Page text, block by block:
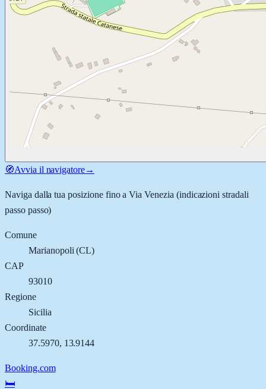
🧭Avvia il navigatore→
Naviga dalla tua posizione fino aVia Venezia (indicazioni stradali
passo passo)
Comune
Marianopoli (CL)
CAP
93010
Regione
Sicilia
Coordinate
37.5970, 13.9144
Booking.com
🛏️